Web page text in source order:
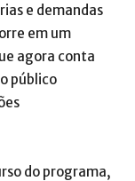
e demandas
em um
agora conta
público
do programa,